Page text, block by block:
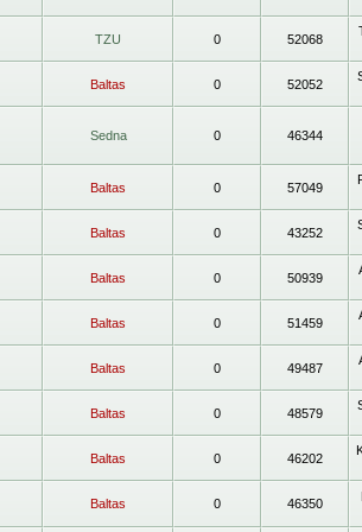
TZU 0 52068
Baltas 0 52052
Sedna 0 46344
Baltas 0 57049
Baltas 0 43252
Baltas 0 50939
Baltas 0 51459
Baltas 0 49487
Baltas 0 48579
Baltas 0 46202
Baltas 0 46350